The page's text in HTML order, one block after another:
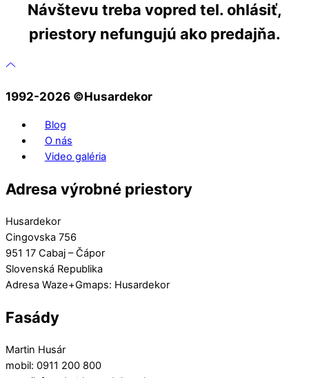
Návštevu treba vopred tel. ohlásiť,
priestory nefungujú ako predajňa.
1992-2026 ©️Husardekor
Blog
O nás
Video galéria
Adresa výrobné priestory
Husardekor
Cingovska 756
951 17 Cabaj – Čápor
Slovenská Republika
Adresa Waze+Gmaps: Husardekor
Fasády
Martin Husár
mobil: 0911 200 800